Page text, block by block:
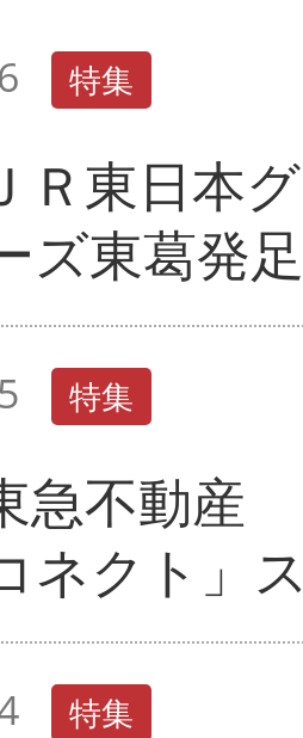
特集
東日本
ズ東葛発足
特集
不動産
ネクト」
特集